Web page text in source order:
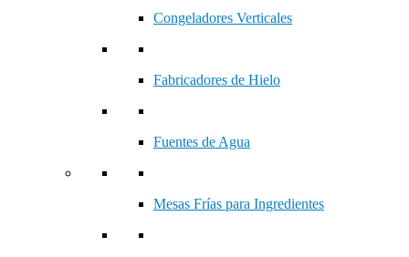
Congeladores Verticales
Fabricadores de Hielo
Fuentes de Agua
Mesas Frías para Ingredientes